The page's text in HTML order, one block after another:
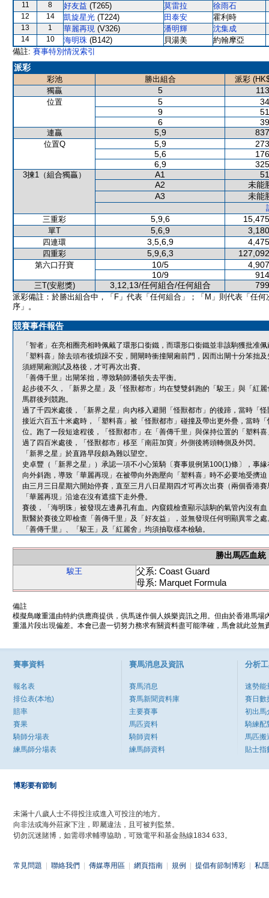
11 8 好友益 (T265) 莫雷拉 徐雨石
12 14 凱旋星光 (T224) 田泰安 霍利時
13 1 華麗再現 (V326) 潘明輝 沈集成
14 10 海明珠 (B142) 貝湯美
約翰摩亞
備註: 賽事特別情況索引
派彩
彩池 勝出組合
派彩
獨贏
5
位置 5
9
6
連贏 5,9
位置Q 5,9
5,6
6,9
3揀1（組合獨贏） A1
A2
未能
A3
未能
三重彩
5,9,6
單T 5,6,9
四連環 3,5,6,9
四重彩 5,9,6,3
第六口孖寶 10/5
10/9
三T(安慰獎) 3,12,13/任何組合/任何組合
派彩備註：於勝出組合中，「F」代表「任何組合」；「M」則代表「任何
序」。
競賽事件報告
「智者」在亮相圈亮相時佩戴了環形口銜鐵，而環形口銜鐵並非該駒獲批准
「塑料喜」除去頭布後煩躁不安，開閘時衝撞閘廂前門，因而出閘十分笨拙
須經閘廂測試及格後，才可再次出賽。
「善傳千里」出閘笨拙，導致騎師潘頓失去平衡。
起步後不久，「新界之星」及「怪獸都市」均在雙雙斜跑的「駿王」與「紅
馬群後列競跑。
過了千四米處後，「新界之星」向內移入避開「怪獸都市」的後蹄，當時「
接近六百五十米處時，「塑料喜」被「怪獸都市」碰撞及帶出更外疊，當時
位。跑了一段短途程後，「怪獸都市」在「善傳千里」與保持位置的「塑料
過了四百米處後，「怪獸都市」移至「南莊加寶」外側後將頭轉側及外閃。
「新界之星」於直路早段頗為難以望空。
史卓豐（「新界之星」）承認一項不小心策騎〔賽事規例第100(1)條〕，事
向外斜跑，導致「華麗再現」在被帶向外跑壓向「塑料喜」時不必要地受擠
由三月三日星期六開始停賽，直至三月八日星期四才可再次出賽（兩個香港
「華麗再現」沿途在沒有遮擋下走外疊。
賽後，「海明珠」被發現左邊鼻孔有血。內窺鏡檢查顯示該駒的氣管內沒有
獸醫於賽後立即檢查「善傳千里」及「好友益」，並無發現任何明顯異常之處
「善傳千里」、「駿王」及「紅麗舍」均須抽取樣本檢驗。
勝出馬匹血統
駿王
父系: Coast Guard
母系: Marquet Formula
備註
模擬鳥瞰重溫由特約供應商提供，供馬迷作個人娛樂資訊之用。但由於香港馬
重溫片段出現偏差。本會已盡一切努力務求有關資料盡可能準確，馬會就此並
賽事資料
報名表
排位表(本地)
賠率
賽果
騎師分場表
練馬師分場表
賽馬消息及資訊
賽馬消息
賽馬新聞資料庫
主要賽事
馬匹資料
騎師資料
練馬師資料
分析
速勢能
賽日數
初出馬
騎練配
馬匹搬
貼士指
博彩要有節制
未滿十八歲人士不得投注或進入可投注的地方。
向非法或海外莊家下注，即屬違法，且可被判監禁。
切勿沉迷賭博，如需尋求輔導協助，可致電平和基金熱線1834 633。
常見問題 聯絡我們 傳媒專用區 網頁指南 規例 提倡有節制博彩 私